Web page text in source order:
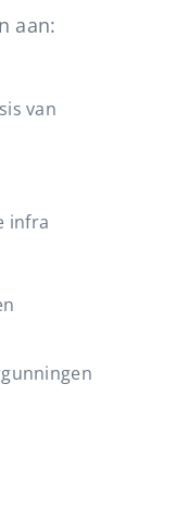
aan:
van
infra